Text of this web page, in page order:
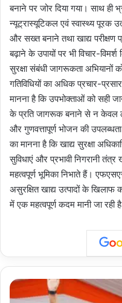
बनाने पर जोर दिया गया। साथ ही
न्यूट्रास्यूटिकल एवं स्वास्थ्य पूरक
और सख्त बनाने तथा खाद्य परीक्षण
बढ़ाने के उपायों पर भी विचार-
सुरक्षा संबंधी जागरूकता अभियानों
गतिविधियों का अधिक प्रचार-
मानना है कि उपभोक्ताओं को सही
के प्रति जागरूक बनाने से न केवल
और गुणवत्तापूर्ण भोजन की
का मानना है कि खाद्य सुरक्षा
सुविधाएं और प्रभावी निगरानी तंत्र
महत्वपूर्ण भूमिका निभाते हैं।
असुरक्षित खाद्य उत्पादों के खिलाफ
में एक महत्वपूर्ण कदम मानी जा रही
New
Delhi